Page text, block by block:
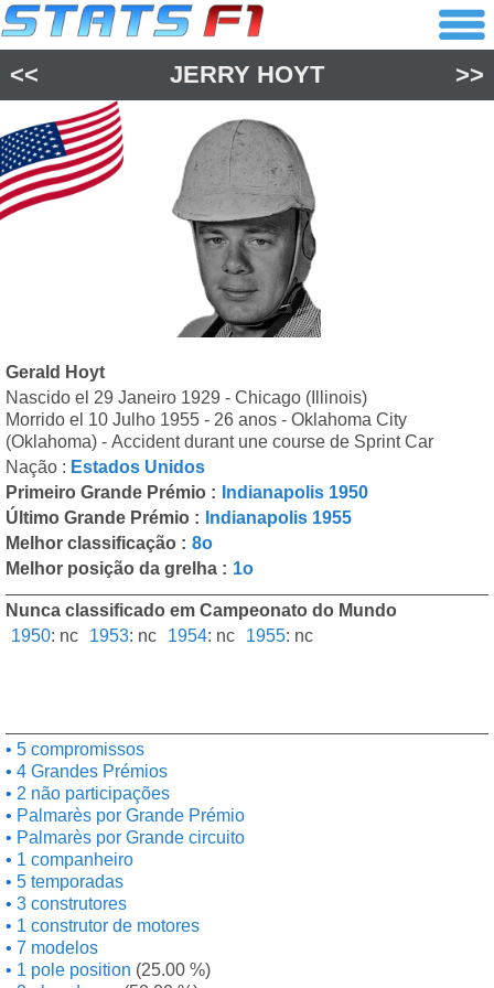
<< JERRY HOYT >>
Gerald Hoyt
Nascido el 29 Janeiro 1929 - Chicago (Illinois)
Morrido el 10 Julho 1955 - 26 anos - Oklahoma City
(Oklahoma) - Accident durant une course de Sprint Car
Nação : Estados Unidos
Primeiro Grande Prémio :
Indianapolis 1950
Último Grande Prémio :
Indianapolis 1955
Melhor classificação : 8o
Melhor posição da grelha : 1o
Nunca classificado em Campeonato do Mundo
1950: nc 1953: nc 1954: nc 1955: nc
5 compromissos
4 Grandes Prémios
2 não participações
Palmarès por Grande Prémio
Palmarès por Grande circuito
1 companheiro
5 temporadas
3 construtores
1 construtor de motores
7 modelos
1 pole position (25.00 %)